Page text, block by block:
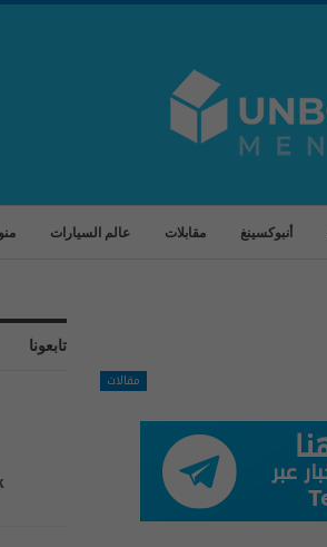
أنبوكسينغ مقابلات عالم السيارات
مقالات
تابعونا